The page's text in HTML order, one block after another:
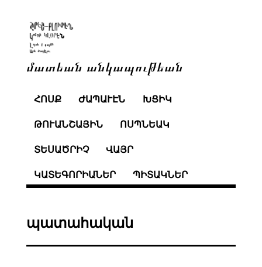
մատեան անկապութեան
ՀՈՍՔ ԺԱՊԱՒԷՆ ԽՑԻԿ
ԹՈՒԱՆՇԱՅԻՆ ՈՍՊՆԵԱԿ
ՏԵՍԱԾՐԻՉ ՎԱՅՐ
ԿԱՏԵԳՈՐԻԱՆԵՐ ՊԻՏԱԿՆԵՐ
պատահական